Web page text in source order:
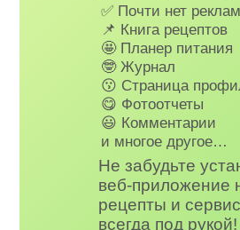
✅ Почти нет
📌 Книга рецептов
🤩 Планер питания
🤓 Журнал
😗 Страница
😋 Фотоотчеты
😃 Комментарии
и многое другое…
Не забудьте
веб-приложение
рецепты и
всегда под рукой!